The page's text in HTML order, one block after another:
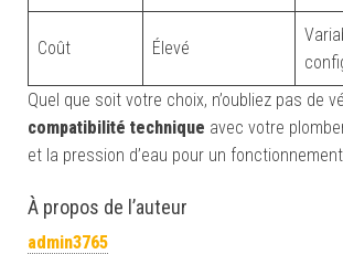
Coût Élevé
Quel que soit votre choix, n’oubliez pas de
compatibilité technique avec votre
et la pression d’eau pour un
À propos de l’auteur
admin3765